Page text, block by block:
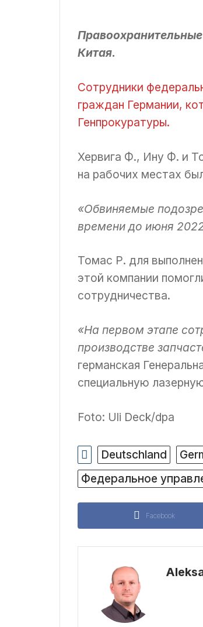
Китая.
Сотрудники
граждан Германии,
Генпрокуратуры.
Хервига Ф., Ину Ф. и
на рабочих местах
«Обвиняемые
времени до июня
Томас Р. для
этой компании
сотрудничества.
«На первом этапе
производстве
германская
специальную
Foto: Uli Deck/dpa
Deutschland
Федеральное
Facebook